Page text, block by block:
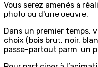
Vous serez amenés à
photo ou d'une oeuvre.
Dans un premier temps,
choix (bois brut, noir,
passe-partout parmi un